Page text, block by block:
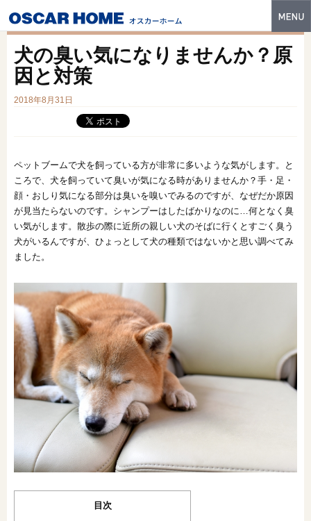
特長
イベント・モデルハウス
建築実例
フォトギャラリー
販売中の物件
土地情報
オンライン相談会
犬の臭い気になりませんか？原
因と対策
2018年8月31日
ペットブームで犬を飼っている方が非常に多いような気がします。と
ころで、犬を飼っていて臭いが気になる時がありませんか？手・足・
顔・おしり気になる部分は臭いを嗅いでみるのですが、なぜだか原因
が見当たらないのです。シャンプーはしたばかりなのに…何となく臭
い気がします。散歩の際に近所の親しい犬のそばに行くとすごく臭う
犬がいるんですが、ひょっとして犬の種類ではないかと思い調べてみ
ました。
目次